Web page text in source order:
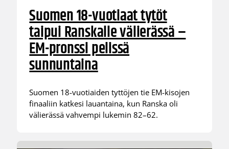
Suomen 18-vuotiaat tytöt
taipui Ranskalle välierässä –
EM-pronssi pelissä
sunnuntaina
Suomen 18-vuotiaiden tyttöjen tie EM-kisojen
finaaliin katkesi lauantaina, kun Ranska oli
välierässä vahvempi lukemin 82–62.